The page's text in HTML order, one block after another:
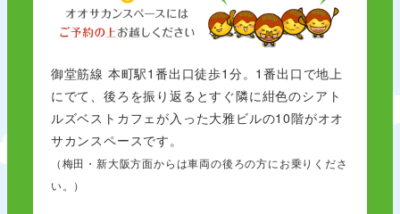
御堂筋線 本町駅1番出口徒歩1分。1番出口で地上
にでて、後ろを振り返るとすぐ隣に紺色のシアト
ルズベストカフェが入った大雅ビルの10階がオオ
サカンスペースです。
（梅田・新大阪方面からは車両の後ろの方にお乗りくださ
い。）